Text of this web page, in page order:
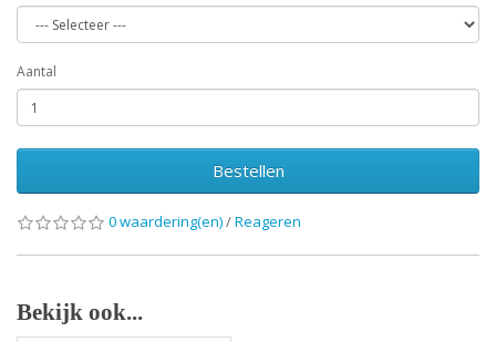
Aantal
Bestellen
0 waardering(en)/Reageren
Bekijk ook...